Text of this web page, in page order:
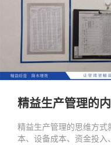
精益生产管理的
精益生产管理的思维方式
本、设备成本、资金投入